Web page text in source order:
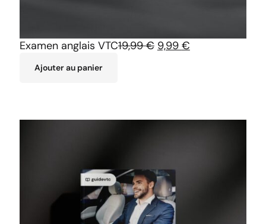
Examen anglais VTC19,99€ 9,99 €
Ajouter au panier